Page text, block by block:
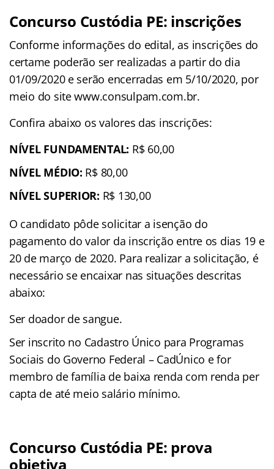
Concurso Custódia PE: inscrições
Conforme informações do edital, as inscrições do
certame poderão ser realizadas a partir do dia
01/09/2020 e serão encerradas em 5/10/2020, por
meio do site www.consulpam.com.br.
Confira abaixo os valores das inscrições:
NÍVEL FUNDAMENTAL: R$ 60,00
NÍVEL MÉDIO: R$ 80,00
NÍVEL SUPERIOR: R$ 130,00
O candidato pôde solicitar a isenção do
pagamento do valor da inscrição entre os dias 19 e
20 de março de 2020. Para realizar a solicitação, é
necessário se encaixar nas situações descritas
abaixo:
Ser doador de sangue.
Ser inscrito no Cadastro Único para Programas
Sociais do Governo Federal – CadÚnico e for
membro de família de baixa renda com renda per
capta de até meio salário mínimo.
Concurso Custódia PE: prova
objetiva